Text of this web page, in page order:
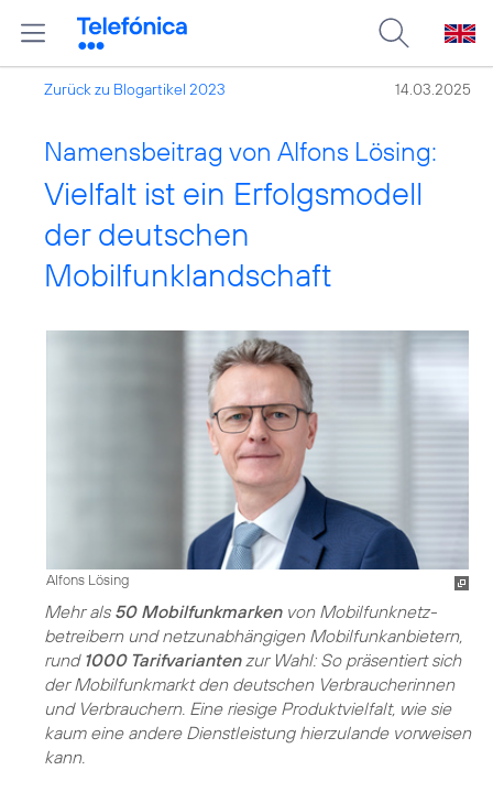
Zurück zu Blogartikel 2023 14.03.2025
Namensbeitrag von Alfons Lösing:
Vielfalt ist ein Erfolgsmodell
der deutschen
Mobilfunklandschaft
Alfons Lösing
Mehr als 50 Mobilfunkmarkenvon Mobilfunknetz­
betreibern und netzunabhängigen Mobilfunkanbietern,
rund 1000 Tarifvariantenzur Wahl: So präsentiert sich
der Mobilfunkmarkt den deutschen Verbraucherinnen
und Verbrauchern. Eine riesige Produktvielfalt, wie sie
kaum eine andere Dienstleistung hierzulande vorweisen
kann.